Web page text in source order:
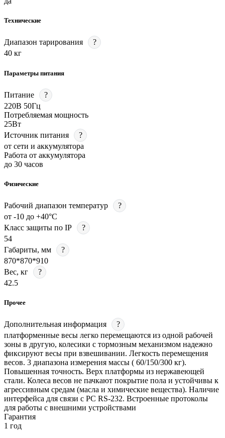
Технические
Диапазон тарирования
?
40 кг
Параметры питания
Питание
?
220В 50Гц
Потребляемая мощность
25Вт
Источник питания
?
от сети и аккумулятора
Работа от аккумулятора
до 30 часов
Физические
Рабочий диапазон температур
?
от -10 до +40°C
Класс защиты по IP
?
54
Габариты, мм
?
870*870*910
Вес, кг
?
42.5
Прочее
Дополнительная информация
?
платформенные весы легко перемещаются из одной рабочей
зоны в другую, колесики с тормозным механизмом надежно
фиксируют весы при взвешивании. Легкость перемещения
весов. 3 диапазона измерения массы ( 60/150/300 кг).
Повышенная точность. Верх платформы из нержавеющей
стали. Колеса весов не пачкают покрытие пола и устойчивы к
агрессивным средам (масла и химические вещества). Наличие
интерфейса для связи с PC RS-232. Встроенные протоколы
для работы с внешними устройствами
Гарантия
1 год